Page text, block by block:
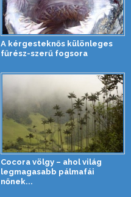
A kérgesteknős különleges
fűrész-szerű fogsora
Cocora völgy – ahol világ
legmagasabb pálmafái
nőnek...